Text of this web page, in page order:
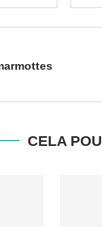
CELA